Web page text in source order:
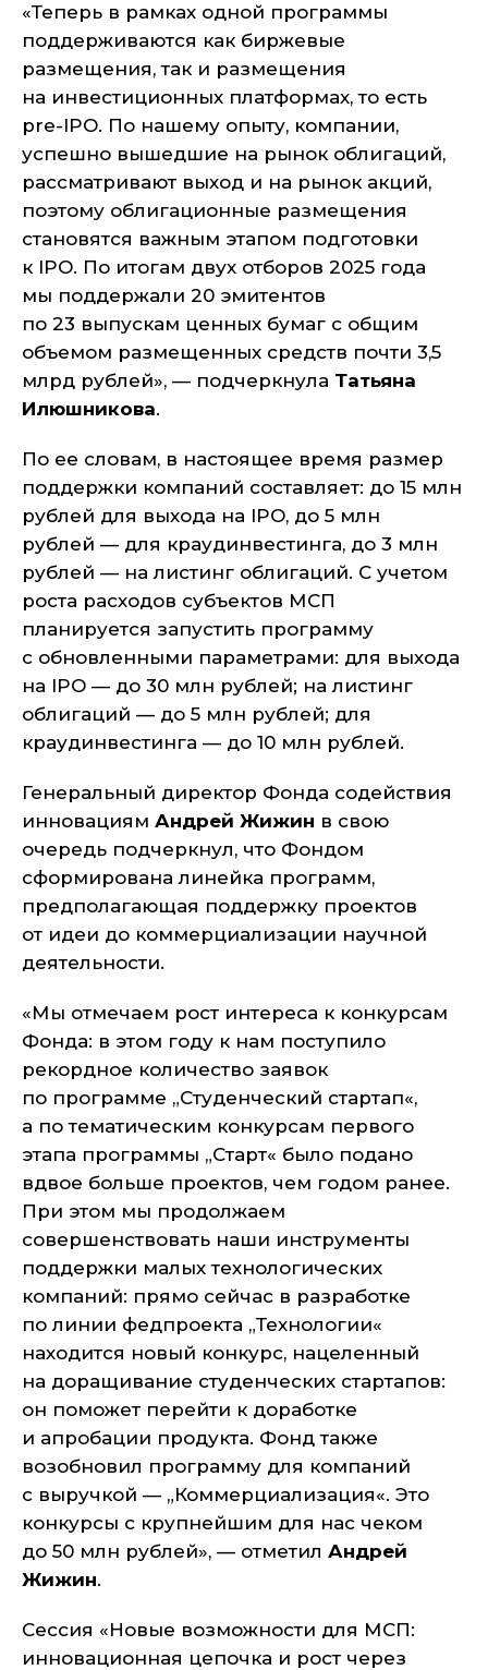
«Теперь в рамках одной программы
поддерживаются как биржевые
размещения, так и размещения
на инвестиционных платформах, то есть
pre-IPO. По нашему опыту, компании,
успешно вышедшие на рынок облигаций,
рассматривают выход и на рынок акций,
поэтому облигационные размещения
становятся важным этапом подготовки
к IPO. По итогам двух отборов 2025 года
мы поддержали 20 эмитентов
по 23 выпускам ценных бумаг с общим
объемом размещенных средств почти 3,5
млрд рублей», — подчеркнула Татьяна
Илюшникова.
По ее словам, в настоящее время размер
поддержки компаний составляет: до 15 млн
рублей для выхода на IPO, до 5 млн
рублей — для краудинвестинга, до 3 млн
рублей — на листинг облигаций. С учетом
роста расходов субъектов МСП
планируется запустить программу
с обновленными параметрами: для выхода
на IPO — до 30 млн рублей; на листинг
облигаций — до 5 млн рублей; для
краудинвестинга — до 10 млн рублей.
Генеральный директор Фонда содействия
инновациям Андрей Жижин в свою
очередь подчеркнул, что Фондом
сформирована линейка программ,
предполагающая поддержку проектов
от идеи до коммерциализации научной
деятельности.
«Мы отмечаем рост интереса к конкурсам
Фонда: в этом году к нам поступило
рекордное количество заявок
по программе „Студенческий стартап«,
а по тематическим конкурсам первого
этапа программы „Старт« было подано
вдвое больше проектов, чем годом ранее.
При этом мы продолжаем
совершенствовать наши инструменты
поддержки малых технологических
компаний: прямо сейчас в разработке
по линии федпроекта „Технологии«
находится новый конкурс, нацеленный
на доращивание студенческих стартапов:
он поможет перейти к доработке
и апробации продукта. Фонд также
возобновил программу для компаний
с выручкой — „Коммерциализация«. Это
конкурсы с крупнейшим для нас чеком
до 50 млн рублей», — отметил Андрей
Жижин.
Сессия «Новые возможности для МСП:
инновационная цепочка и рост через